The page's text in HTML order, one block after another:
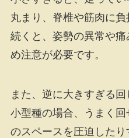
丸まり、脊椎や筋肉に
続くと、姿勢の異常や
め注意が必要です。
また、逆に大きすぎる
小型種の場合、うまく
のスペースを圧迫した